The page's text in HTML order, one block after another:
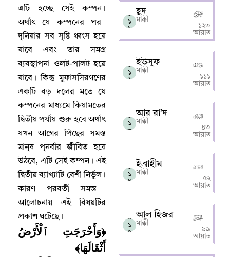
এটি হচ্ছে সেই কম্পন ।
অর্থাৎ যে কম্পনের পর
দুনিয়ার সব সৃষ্টি ধ্বংস হয়ে
যাবে এবং তার সমগ্র
ব্যবস্থাপনা ওলট-পালট হয়ে
যাবে । কিন্তু মুফাসসিরগণের
একটি বড় দলের মতে যে
কম্পনের মাধ্যমে কিয়ামতের
দ্বিতীয় পর্যায় শুরু হবে অর্থাৎ
যখন আগের পিছের সমস্ত
মানুষ পুনর্বার জীবিত হয়ে
উঠবে,এটি সেই কম্পন । এই
দ্বিতীয় ব্যাখ্যাটি বেশী নির্ভুল ।
কারণ পরবর্তী সমস্ত
আলোচনায় এই বিষয়টির
প্রকাশ ঘটেছে।
﴿وَأَخْرَجَتِ ٱلْأَرْضُ
أَثْقَالَهَا﴾
০
১
১
হূদ
মাক্কী
১২৩
আয়াত
০
১
২
ইউসুফ
মাক্কী
১১১
আয়াত
০
১
৩
আর রা’দ
মাক্কী
৪৩
আয়াত
০
১
৪
ইব্রাহীম
মাক্কী
৫২
আয়াত
০
১
৫
আল হিজর
মাক্কী
৯৯
আয়াত